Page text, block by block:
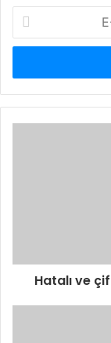
Posta
adresinizi
Hatalı ve